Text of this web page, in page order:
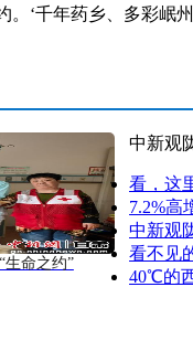
‘千年药乡、多彩岷
生命之约”
中新观
看，这
7.2%高
中新观
看不见
40℃的